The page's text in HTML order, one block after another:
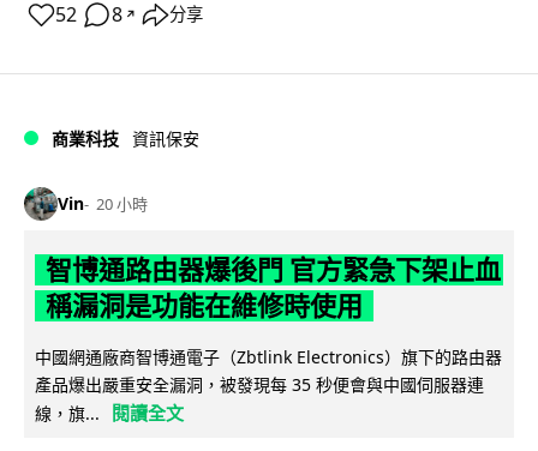
52 8 ↗ 分享
商業科技 資訊保安
Vin 20 小時
智博通路由器爆後門 官方緊急下架止血
稱漏洞是功能在維修時使用
中國網通廠商智博通電子（Zbtlink Electronics）旗下的路由器
產品爆出嚴重安全漏洞，被發現每 35 秒便會與中國伺服器連
線，旗...
閱讀全文